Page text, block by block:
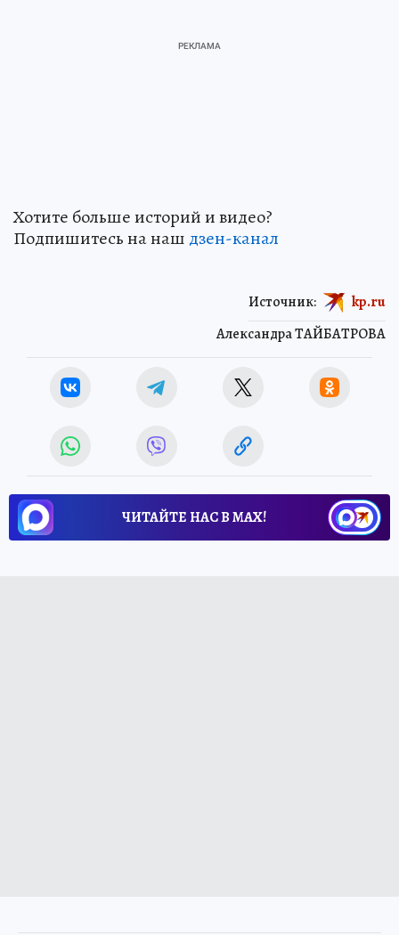
Хотите больше историй и видео?
Подпишитесь на наш дзен-канал
Александра ТАЙБАТРОВА
Источник: kp.ru
ЧИТАЙТЕ НАС В МАХ!